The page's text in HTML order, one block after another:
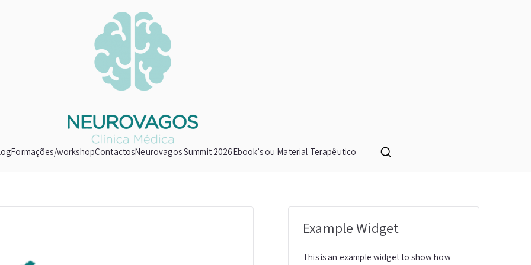
Neurovagos
Clínica Médica
Formações/workshopContactosNeurovagos Summit 2026Ebook’s ou Material Terapêutico
Example Widget
This is an example widget to show how